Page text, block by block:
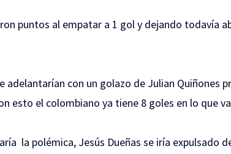
puntos al empatar a 1 gol y dejando todavía
adelantarían con un golazo de Julian Quiñones
esto el colombiano ya tiene 8 goles en lo que
la polémica, Jesús Dueñas se iría expulsado